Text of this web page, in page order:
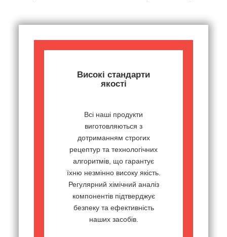
Високі стандарти
якості
Всі наші продукти
виготовляються з
дотриманням строгих
рецептур та технологічних
алгоритмів, що гарантує
їхню незмінно високу якість.
Регулярний хімічний аналіз
компонентів підтверджує
безпеку та ефективність
наших засобів.